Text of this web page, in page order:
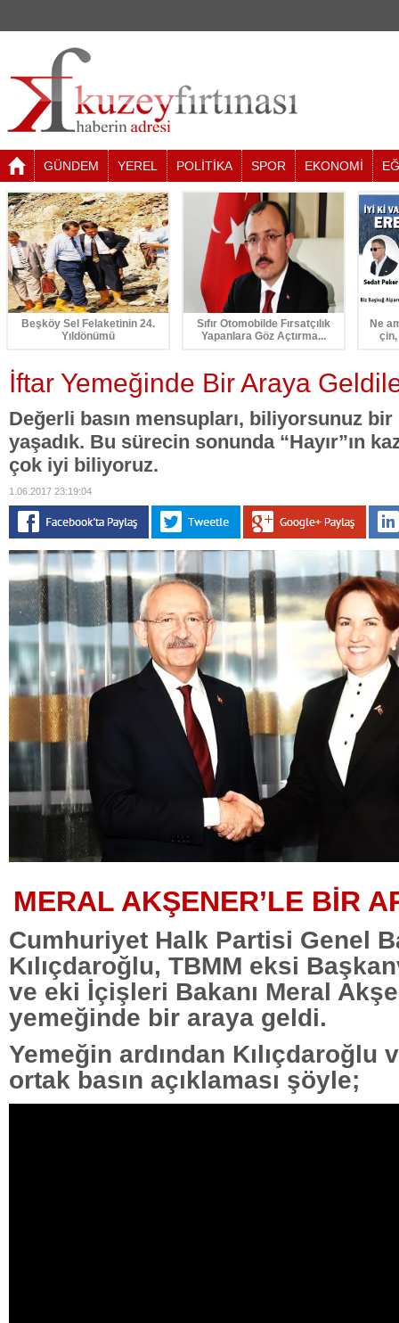
GÜNDEM YEREL POLİTİKA SPOR EKONOMİ
Beşköy Sel Felaketinin 24.
Yıldönümü
Sıfır Otomobilde Fırsatçılık
Yapanlara Göz Açtırma...
Ne
İftar Yemeğinde Bir Araya
Değerli basın mensupları, biliyorsunuz
yaşadık. Bu sürecin sonunda “Hayır”ın
çok iyi biliyoruz.
1.06.2017 23:19:04
MERAL AKŞENER’LE BİR
Cumhuriyet Halk Partisi Genel
Kılıçdaroğlu, TBMM eksi
ve eki İçişleri Bakanı Meral
yemeğinde bir araya geldi.
Yemeğin ardından Kılıçdaroğlu
ortak basın açıklaması şöyle;